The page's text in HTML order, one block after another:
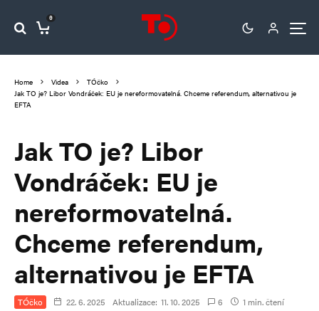
0
Home Videa
TÓčko
Jak TO je? Libor Vondráček: EU je nereformovatelná. Chceme referendum, alternativou je
EFTA
Jak TO je? Libor
Vondráček: EU je
nereformovatelná.
Chceme referendum,
alternativou je EFTA
TÓčko 22. 6. 2025 Aktualizace: 11. 10. 2025 6 1 min. čtení